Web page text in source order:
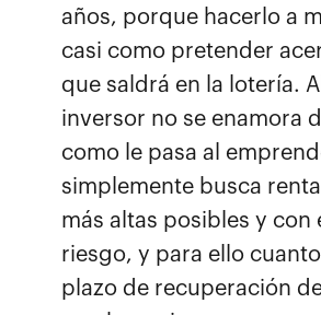
años, porque hacerlo a
casi como pretender
que saldrá en la lotería.
inversor no se enamora
como le pasa al
simplemente busca
más altas posibles y con
riesgo, y para ello
plazo de recuperación